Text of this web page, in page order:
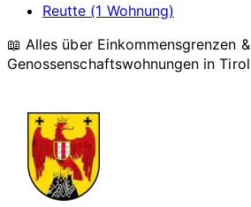
Reutte (1 Wohnung)
📖 Alles über Einkommensgrenzen &
Genossenschaftswohnungen inTirol